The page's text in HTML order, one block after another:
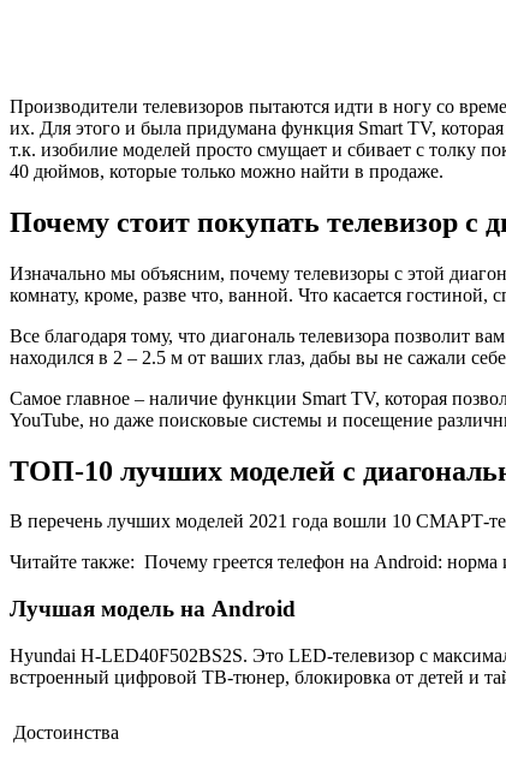
Производители телевизоров пытаются идти в ногу со
их. Для этого и была придумана функция Smart TV,
т.к. изобилие моделей просто смущает и сбивает с толку
40 дюймов, которые только можно найти в продаже.
Почему стоит покупать телевизор с
Изначально мы объясним, почему телевизоры с этой
комнату, кроме, разве что, ванной. Что касается
Все благодаря тому, что диагональ телевизора позволит
находился в 2 – 2.5 м от ваших глаз, дабы вы не сажали
Самое главное – наличие функции Smart TV, которая
YouTube, но даже поисковые системы и посещение
ТОП-10 лучших моделей с
В перечень лучших моделей 2021 года вошли 10 СМАРТ-
Читайте также: Почему греется телефон на Android: норма
Лучшая модель на Android
Hyundai H-LED40F502BS2S. Это LED-телевизор с
встроенный цифровой ТВ-тюнер, блокировка от детей и
Достоинства